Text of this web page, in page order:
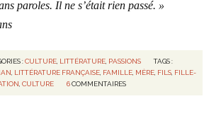
paroles. Il ne s’était rien passé. »
:CULTURE, LITTÉRATURE, PASSIONS
TAGS :
LITTÉRATURE FRANÇAISE FAMILLE MÈRE FILS FILLE-
,CULTURE 6 COMMENTAIRES